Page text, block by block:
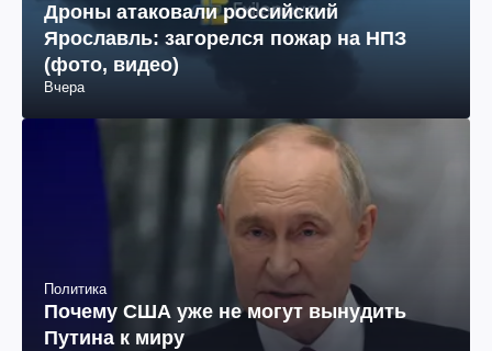
Дроны атаковали российский
Ярославль: загорелся пожар на НПЗ
(фото, видео)
Вчера
Политика
Почему США уже не могут вынудить
Путина к миру